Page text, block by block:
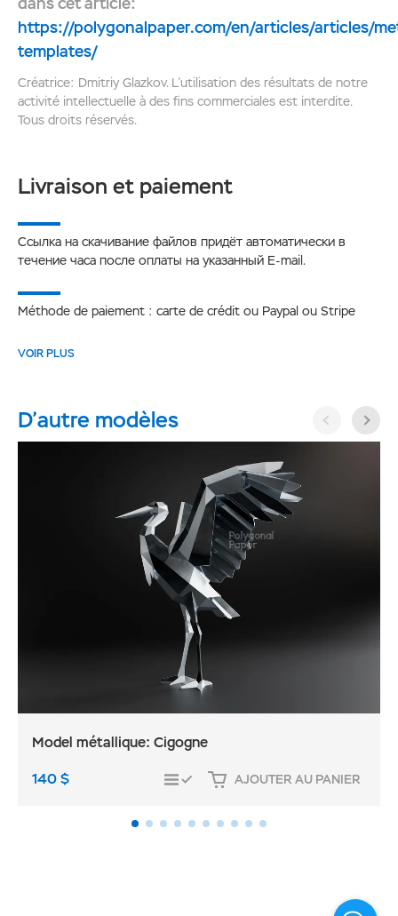
https://polygonalpaper.com/en/articles/articles/
templates/
Créatrice: Dmitriy Glazkov. L’utilisation des résultats de notre
activité intellectuelle à des fins commerciales est interdite.
Tous droits réservés.
Livraison et paiement
Ссылка на скачивание файлов придёт автоматически в
течение часа после оплаты на указанный E-mail.
Méthode de paiement : carte de crédit ou Paypal ou Stripe
VOIR PLUS
D’autre modèles
Model métallique: Cigogne
140$ COMPARER AJOUTER AU PANIER